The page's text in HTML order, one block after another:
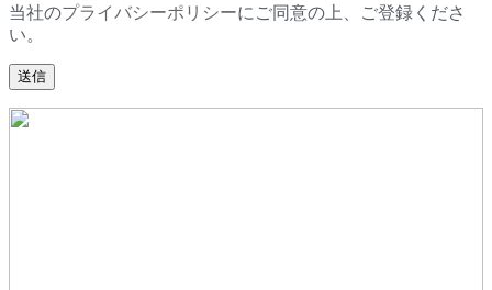
当社のプライバシーポリシーにご同意の上、ご登録くださ
い。